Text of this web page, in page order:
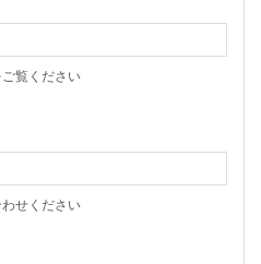
覧ください
せください